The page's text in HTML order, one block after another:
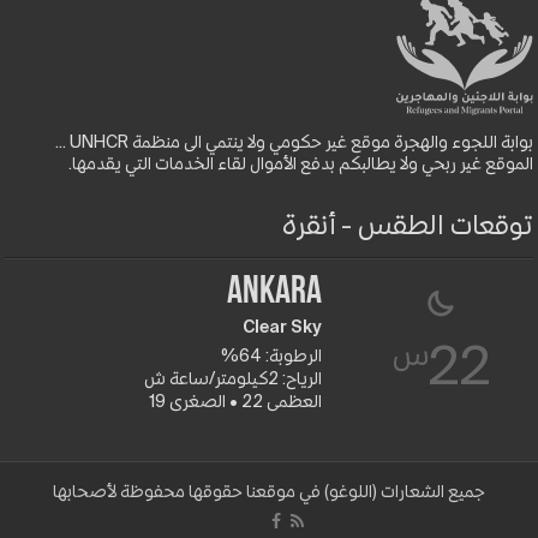
بوابة اللجوء والهجرة موقع غير حكومي ولا ينتمي الى منظمة UNHCR ...
الموقع غير ربحي ولا يطالبكم بدفع الأموال لقاء الخدمات التي يقدمها.
توقعات الطقس - أنقرة
22س
Ankara
Clear Sky
الرطوبة: 64%
الرياح: 2كيلومتر/ساعة ش
العظمى 22 • الصغرى 19
جميع الشعارات (اللوغو) في موقعنا حقوقها محفوظة لأصحابها